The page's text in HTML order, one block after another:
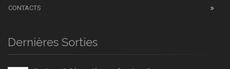
CONTACTS
Dernières Sorties